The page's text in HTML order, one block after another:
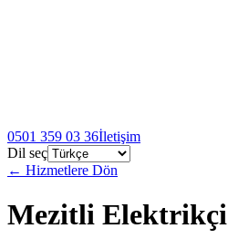
0501 359 03 36İletişim
Dil seç
← Hizmetlere Dön
Mezitli Elektrikçi